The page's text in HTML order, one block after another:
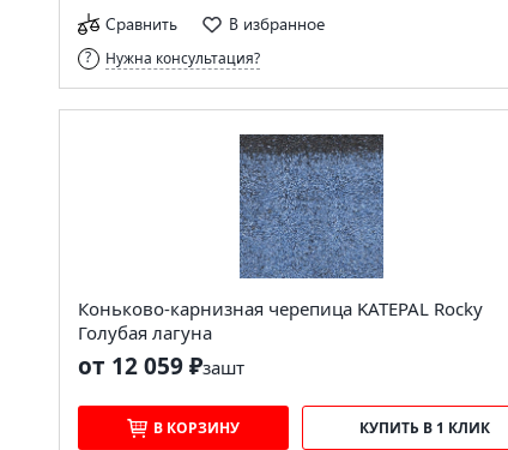
Сравнить В избранное
Нужна консультация?
Коньково-карнизная черепица KATEPAL Rocky
Голубая лагуна
от 12 059 ₽зашт
В КОРЗИНУ КУПИТЬ В 1 КЛИК